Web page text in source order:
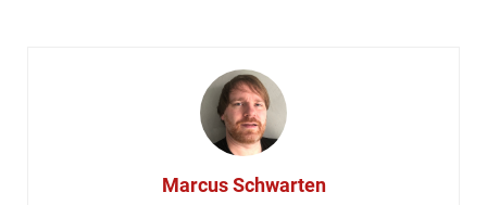
Marcus Schwarten